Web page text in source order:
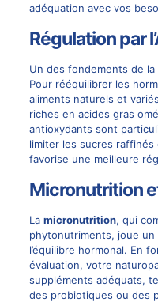
adéquation avec vos
Régulation par
Un des fondements de la
Pour rééquilibrer les
aliments naturels et
riches en acides gras
antioxydants sont
limiter les sucres
favorise une meilleure
Micronutrition
La micronutrition, qui
phytonutriments, joue un
l’équilibre hormonal. En
évaluation, votre
suppléments adéquats,
des probiotiques ou des